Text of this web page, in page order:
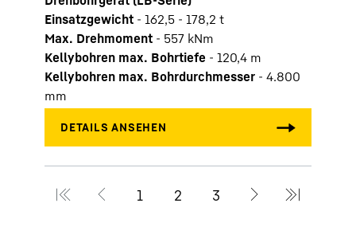
Einsatzgewicht - 162,5 - 178,2 t
Max. Drehmoment - 557 kNm
Kellybohren max. Bohrtiefe - 120,4 m
Kellybohren max. Bohrdurchmesser - 4.800
mm